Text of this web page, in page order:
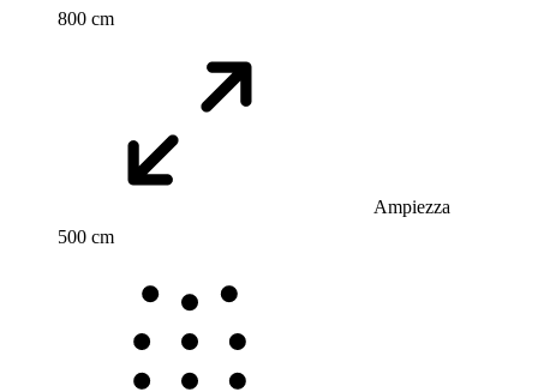
800 cm
Ampiezza
500 cm